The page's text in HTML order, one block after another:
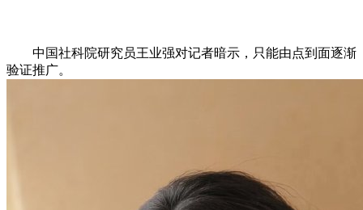
中国社科院研究员王业强对记者暗示，只能由点到面逐渐
验证推广。